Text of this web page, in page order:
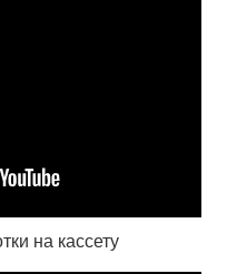
на кассету